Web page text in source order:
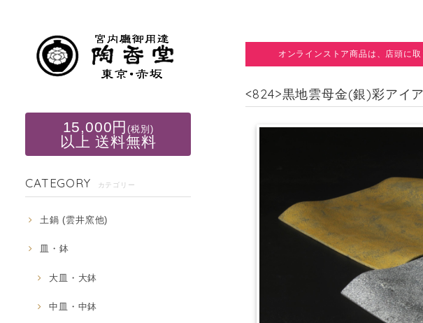
15,000円(税別)
以上 送料無料
CATEGORY カテゴリー
土鍋 (雲井窯他)
皿・鉢
大皿・大鉢
中皿・中鉢
オンラインストア商品は、店頭に
<824>黒地雲母金(銀)彩アイ